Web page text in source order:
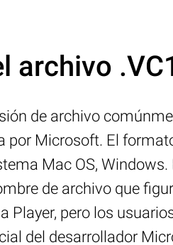
archivo
de archivo
por Microsoft. El
Mac OS,
de archivo que
Player, pero los
del desarrollador